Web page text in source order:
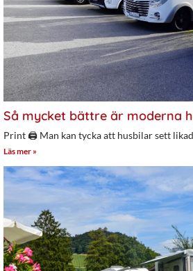
Så mycket bättre är moderna
Print 🖨 Man kan tycka att husbilar sett
Läs mer »